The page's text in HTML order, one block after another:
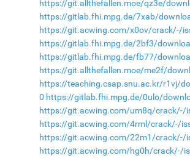
https://git.allthefallen.moe/qz3e/
https://gitlab.fhi.mpg.de/7xab/
https://git.acwing.com/x0ov/crack/-/
https://gitlab.fhi.mpg.de/2bf3/
https://gitlab.fhi.mpg.de/fb77/
https://git.allthefallen.moe/me2f/
https://teaching.csap.snu.ac.kr/r1vj/
0 https://gitlab.fhi.mpg.de/0ulo/
https://git.acwing.com/um8q/crack/-/
https://git.acwing.com/4rml/crack/-/
https://git.acwing.com/22m1/crack/-/
https://git.acwing.com/hg0h/crack/-/